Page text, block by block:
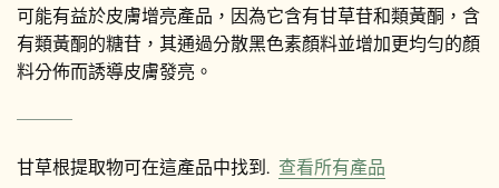
可能有益於皮膚增亮產品，因為它含有甘草苷和類黃酮，含
有類黃酮的糖苷，其通過分散黑色素顏料並增加更均勻的顏
料分佈而誘導皮膚發亮。
甘草根提取物可在這產品中找到. 查看所有產品